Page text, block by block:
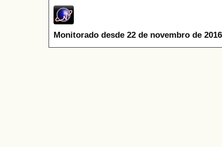
Monitorado desde 22 de novembro de